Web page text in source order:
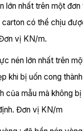
lớn nhất trên một đơn
có thể chịu
vị KN/m.
nén lớn nhất trên
khi bị uốn cong
của mẫu mà không
Đơn vị KN/m